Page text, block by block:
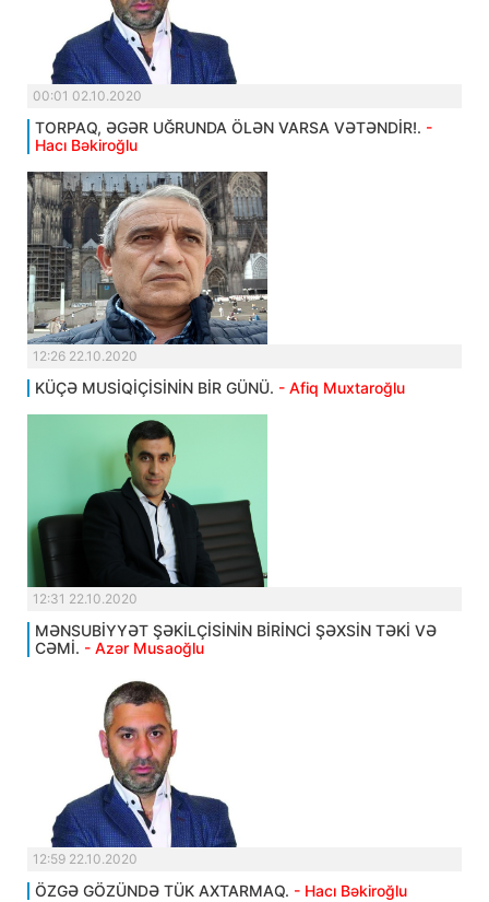
00:01 02.10.2020
TORPAQ, ƏGƏR UĞRUNDA ÖLƏN VARSA VƏTƏNDİR!. -
Hacı Bəkiroğlu
12:26 22.10.2020
KÜÇƏ MUSİQİÇİSİNİN BİR GÜNÜ. - Afiq Muxtaroğlu
12:31 22.10.2020
MƏNSUBİYYƏT ŞƏKİLÇİSİNİN BİRİNCİ ŞƏXSİN TƏKİ VƏ
CƏMİ. - Azər Musaoğlu
12:59 22.10.2020
ÖZGƏ GÖZÜNDƏ TÜK AXTARMAQ. - Hacı Bəkiroğlu